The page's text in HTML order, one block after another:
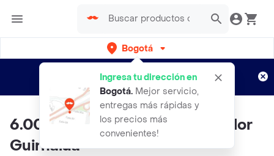
Bogotá
Ingresa tu dirección en
Bogotá. Mejor servicio,
entregas más rápidas y
los precios más
convenientes!
envíos gratis por semanas
Aplican TyC
6.000 Semillas Orgánicas De Flor
Guirnalda